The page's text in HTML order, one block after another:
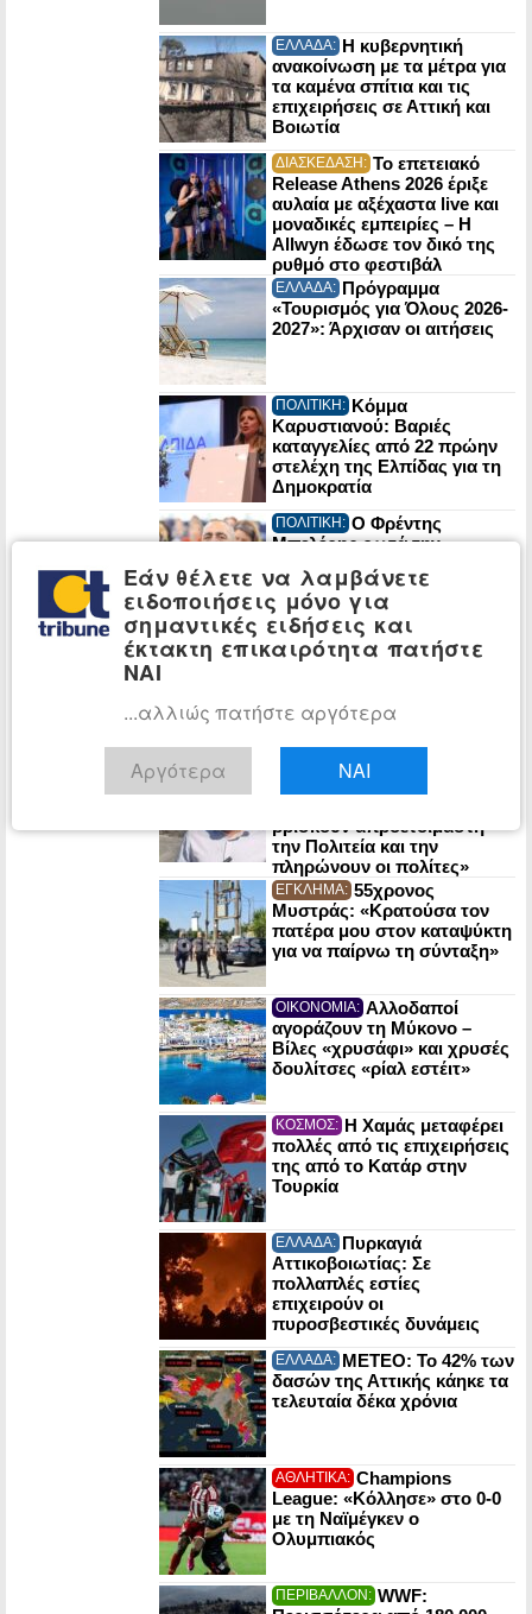
ΕΛΛΑΔΑ: Η κυβερνητική
ανακοίνωση με τα μέτρα για
τα καμένα σπίτια και τις
επιχειρήσεις σε Αττική και
Βοιωτία
ΔΙΑΣΚΕΔΑΣΗ: Το επετειακό
Release Athens 2026 έριξε
αυλαία με αξέχαστα live και
μοναδικές εμπειρίες – Η
Allwyn έδωσε τον δικό της
ρυθμό στο φεστιβάλ
ΕΛΛΑΔΑ: Πρόγραμμα
«Τουρισμός για Όλους 2026-
2027»: Άρχισαν οι αιτήσεις
ΠΟΛΙΤΙΚΗ: Κόμμα
Καρυστιανού: Βαριές
καταγγελίες από 22 πρώην
στελέχη της Ελπίδας για τη
Δημοκρατία
ΠΟΛΙΤΙΚΗ: Ο Φρέντης
Μπελέρης ρωτά την
δημιουργήσει Ευρωπαϊκό
Ταμείο για την αποζημίωση
των πυρόπληκτων πολιτών
ΠΟΛΙΤΙΚΗ: Τι απάντησε η
Κάγια Κάλας στον Γιάννη
νεοοθωμανικές μπούρδες
περί «Γαλάζιας Πατρίδας»
ΠΟΛΙΤΙΚΗ:
Χατζηγιαννάκης
βρίσκουν απροετοίμαστη
την Πολιτεία και την
πληρώνουν οι πολίτες»
ΕΓΚΛΗΜΑ: 55χρονος
Μυστράς: «Κρατούσα τον
πατέρα μου στον καταψύκτη
για να παίρνω τη σύνταξη»
ΟΙΚΟΝΟΜΙΑ: Αλλοδαποί
αγοράζουν τη Μύκονο –
Βίλες «χρυσάφι» και χρυσές
δουλίτσες «ρίαλ εστέιτ»
ΚΟΣΜΟΣ: Η Χαμάς μεταφέρει
πολλές από τις επιχειρήσεις
της από το Κατάρ στην
Τουρκία
ΕΛΛΑΔΑ: Πυρκαγιά
Αττικοβοιωτίας: Σε
πολλαπλές εστίες
επιχειρούν οι
πυροσβεστικές δυνάμεις
ΕΛΛΑΔΑ: ΜΕΤΕΟ: Το 42% των
δασών της Αττικής κάηκε τα
τελευταία δέκα χρόνια
ΑΘΛΗΤΙΚΑ: Champions
League: «Κόλλησε» στο 0-0
με τη Ναϊμέγκεν ο
Ολυμπιακός
ΠΕΡΙΒΑΛΛΟΝ: WWF:
Εάν θέλετε να λαμβάνετε
ειδοποιήσεις μόνο για
σημαντικές ειδήσεις και
έκτακτη επικαιρότητα πατήστε
ΝΑΙ
...αλλιώς πατήστε αργότερα
Αργότερα ΝΑΙ